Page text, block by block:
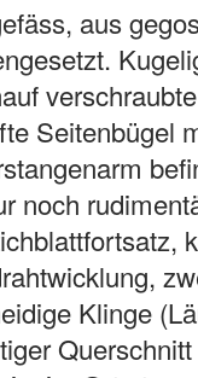
aus
Seitenbügel
noch
Klinge